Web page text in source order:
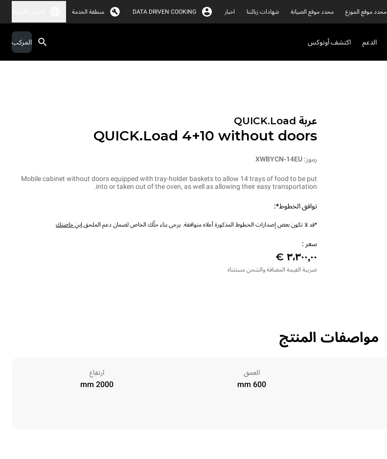
محدد موقع الموزع محدد موقع الصيانة شهادات زبائننا اخبار DATA DRIVEN COOKING منطقة الخدمة
الدعم اكتشف أونوكس المركب
عربة QUICK.Load
QUICK.Load 4+10 without doors
رموز: XWBYCN-14EU
Mobile cabinet without doors equipped with tray-holder baskets to allow 14 trays of food to be put
into or taken out of the oven, as well as allowing their easy transportation.
توافق الخطوط*:
*قد لا تكون بعض إصدارات الخطوط المذكورة أعلاه متوافقة. يرجى بناء حلّك الخاص لضمان دعم الملحق.ابنِ خاصتك
سعر :
ضريبة القيمة المضافة والشحن مستثناة
مواصفات المنتج
العمق
600 mm
ارتفاع
2000 mm